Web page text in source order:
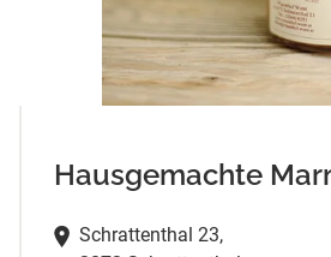
Hausgemachte
Schrattenthal 23,